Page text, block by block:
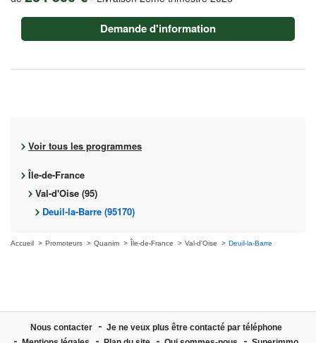
Demande d'information
Voir tous les programmes
Île-de-France
Val-d'Oise (95)
Deuil-la-Barre (95170)
Accueil Promoteurs Quanim Île-de-France Val-d'Oise Deuil-la-Barre
Nous contacter
Je ne veux plus être contacté par téléphone